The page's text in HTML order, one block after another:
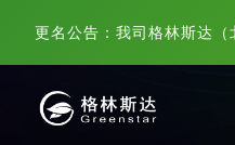
更名公告：我司格林斯达（